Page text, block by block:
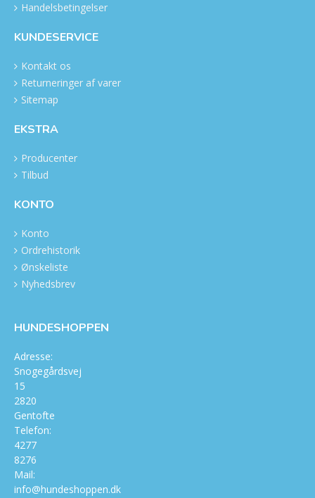
Handelsbetingelser
KUNDESERVICE
Kontakt os
Returneringer af varer
Sitemap
EKSTRA
Producenter
Tilbud
KONTO
Konto
Ordrehistorik
Ønskeliste
Nyhedsbrev
HUNDESHOPPEN
Adresse:
Snogegårdsvej
15
2820
Gentofte
Telefon:
4277
8276
Mail:
info@hundeshoppen.dk